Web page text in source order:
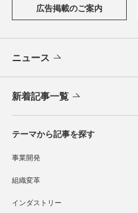
広告掲載のご案内
ニュース
新着記事一覧
テーマから記事を探す
事業開発
組織変革
インダストリー